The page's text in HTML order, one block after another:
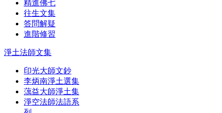
精進佛七
往生文集
答問解疑
進階修習
淨土法師文集
印光大師文鈔
李炳南淨土選集
蕅益大師淨土集
淨空法師法語系